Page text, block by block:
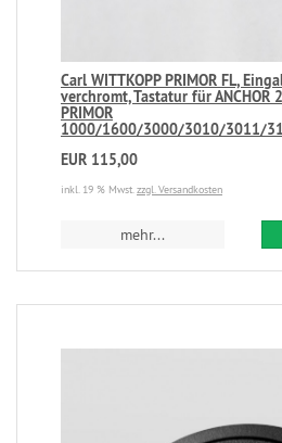
Carl WITTKOPP PRIMOR FL,
verchromt, Tastatur für
PRIMOR
1000/1600/3000/3010/3011/
EUR 115,00
inkl. 19 % Mwst.zzgl. Versandkosten
mehr...